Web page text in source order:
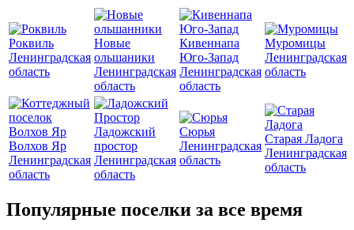
Роквиль
Ленинградская
область
Новые
ольшаники
Ленинградская
область
Кивеннапа
Юго-Запад
Ленинградская
область
Муромицы
Ленинградская
область
Волхов Яр
Ленинградская
область
Ладожский
простор
Ленинградская
область
Сюрья
Ленинградская
область
Старая Ладога
Ленинградская
область
Популярные поселки за все время